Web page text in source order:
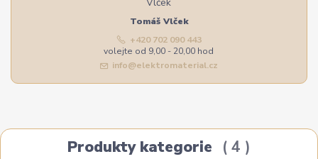
Tomáš Vlček
+420 702 090 443
volejte od 9,00 - 20,00 hod
info@elektromaterial.cz
Produkty kategorie 4